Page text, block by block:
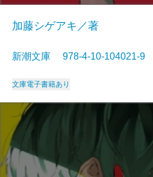
加藤シゲアキ／著
新潮文庫 978-4-10-104021-
文庫電子書籍あり